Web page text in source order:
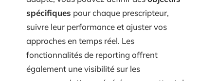
adapté, vous pouvez définir des objectifs
spécifiques pour chaque prescripteur,
suivre leur performance et ajuster vos
approches en temps réel. Les
fonctionnalités de reporting offrent
également une visibilité sur les